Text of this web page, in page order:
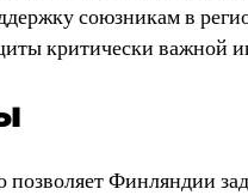
союзникам в
критически важной
Финляндии